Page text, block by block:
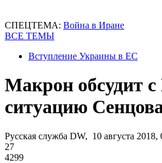
СПЕЦТЕМА: Война в Иране
ВСЕ ТЕМЫ
Вступление Украины в ЕС
Макрон обсудит
ситуацию
Русская служба DW, 10 августа 2018,
27
4299